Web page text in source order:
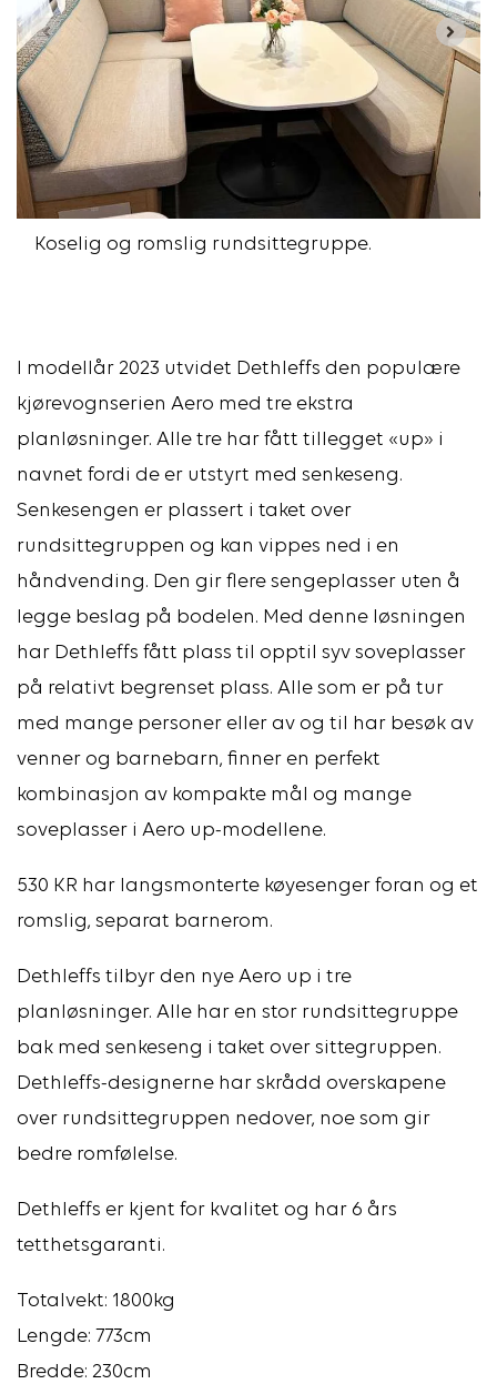
Koselig og romslig rundsittegruppe.
I modellår 2023 utvidet Dethleffs den populære
kjørevognserien Aero med tre ekstra
planløsninger. Alle tre har fått tillegget «up» i
navnet fordi de er utstyrt med senkeseng.
Senkesengen er plassert i taket over
rundsittegruppen og kan vippes ned i en
håndvending. Den gir flere sengeplasser uten å
legge beslag på bodelen. Med denne løsningen
har Dethleffs fått plass til opptil syv soveplasser
på relativt begrenset plass. Alle som er på tur
med mange personer eller av og til har besøk av
venner og barnebarn, finner en perfekt
kombinasjon av kompakte mål og mange
soveplasser i Aero up-modellene.
530 KR har langsmonterte køyesenger foran og et
romslig, separat barnerom.
Dethleffs tilbyr den nye Aero up i tre
planløsninger. Alle har en stor rundsittegruppe
bak med senkeseng i taket over sittegruppen.
Dethleffs-designerne har skrådd overskapene
over rundsittegruppen nedover, noe som gir
bedre romfølelse.
Dethleffs er kjent for kvalitet og har 6 års
tetthetsgaranti.
Totalvekt: 1800kg
Lengde: 773cm
Bredde: 230cm